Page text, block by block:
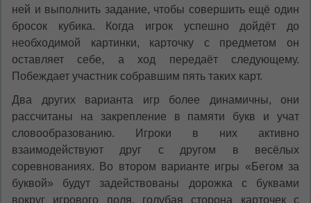
ней и выполнить задание, чтобы совершить ещё один
бросок кубика. Когда игрок успешно дойдёт до
необходимой картинки, карточку с предметом он
оставляет себе, а ход передаёт следующему.
Побеждает участник собравшим пять таких карт.
Два других варианта игр более динамичны, они
рассчитаны на закрепление в памяти букв и учат
словообразованию. Игроки в них активно
взаимодействуют друг с другом в весёлых
соревнованиях. Во втором варианте игры «Бегом за
буквой» будут задействованы дорожка с буквами
вокруг игрового поля, голубая сторона карточек с